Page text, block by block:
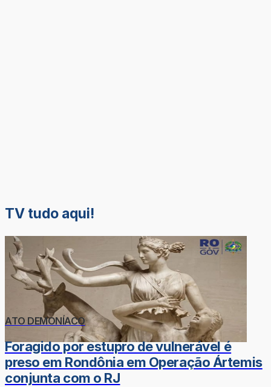
TV tudo aqui!
ATO DEMONÍACO
Foragido por estupro de vulnerável é
preso em Rondônia em Operação Ártemis
conjunta com o RJ